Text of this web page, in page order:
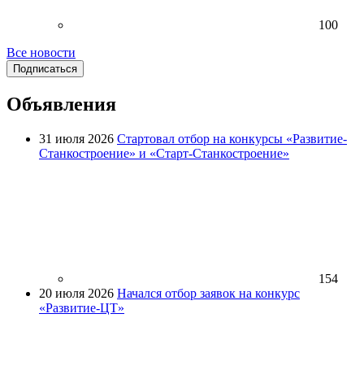
100
Все новости
Подписаться
Объявления
31 июля 2026 Стартовал отбор на конкурсы «Развитие-
Станкостроение» и «Старт-Станкостроение»
154
20 июля 2026 Начался отбор заявок на конкурс
«Развитие-ЦТ»